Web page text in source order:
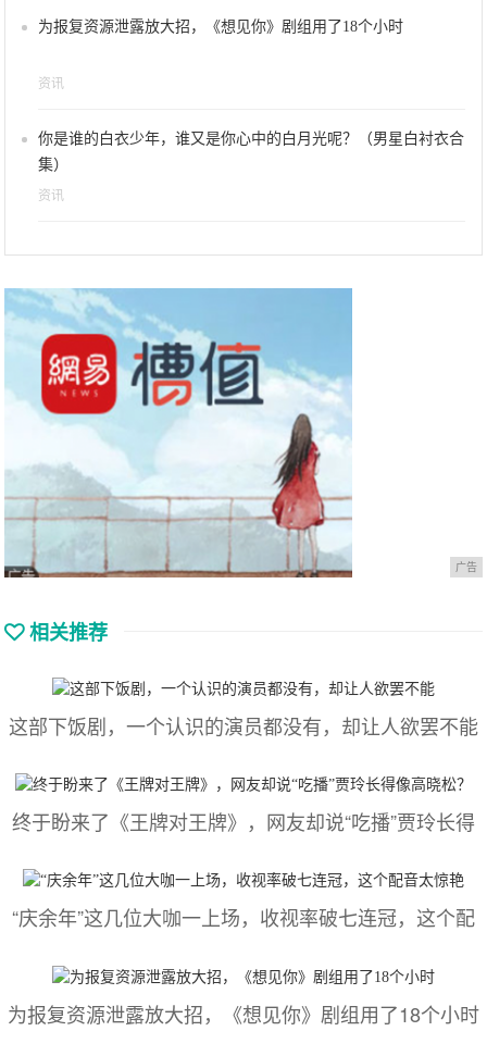
为报复资源泄露放大招，《想见你》剧组用了18个小时
资讯
你是谁的白衣少年，谁又是你心中的白月光呢？（男星白衬衣合
集）
资讯
广告
相关推荐
这部下饭剧，一个认识的演员都没有，却让人欲罢不能
终于盼来了《王牌对王牌》，网友却说“吃播”贾玲长得
“庆余年”这几位大咖一上场，收视率破七连冠，这个配
为报复资源泄露放大招，《想见你》剧组用了18个小时